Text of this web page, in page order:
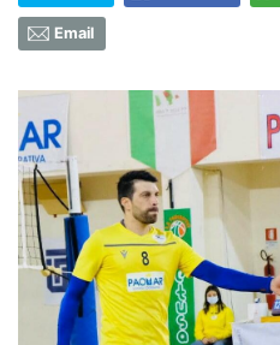
Email